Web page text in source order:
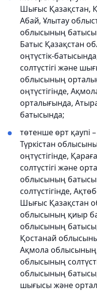
Шығыс Қазақстан,
Абай, Ұлытау
облысының
Батыс Қазақстан
оңтүстік-
солтүстігі және
облысының
оңтүстігінде,
орталығында,
батысында;
төтенше өрт қаупі
Түркістан
оңтүстігінде,
солтүстігі және
облысының
солтүстігінде,
Шығыс Қазақстан
облысының қиыр
облысының батысы,
Қостанай
Ақмола
облысының
облысының батысы,
шығысы және